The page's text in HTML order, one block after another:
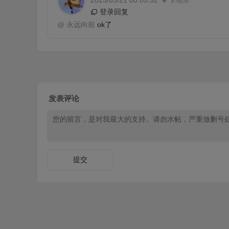
登录回复
@ 永远向前 ok了
发表评论